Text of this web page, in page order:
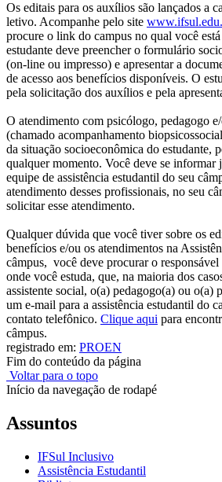
Os editais para os auxílios são lançados a
letivo. Acompanhe pelo site
procure o link do campus no qual você
estudante deve preencher o formulário
(on-line ou impresso) e apresentar a
de acesso aos benefícios disponíveis. O
pela solicitação dos auxílios e pela
O atendimento com psicólogo, pedagogo
(chamado acompanhamento
da situação socioeconômica do estudante,
qualquer momento. Você deve se informar
equipe de assistência estudantil do seu
atendimento desses profissionais, no seu
solicitar esse atendimento.
Qualquer dúvida que você tiver sobre os
benefícios e/ou os atendimentos na
câmpus, você deve procurar o
onde você estuda, que, na maioria dos
assistente social, o(a) pedagogo(a) ou o(a)
um e-mail para a assistência estudantil do
contato telefônico. Clique aqui para
câmpus.
registrado em: PROEN
Fim do conteúdo da página
Voltar para o topo
Início da navegação de rodapé
Assuntos
IFSul Inclusivo
Assistência Estudantil